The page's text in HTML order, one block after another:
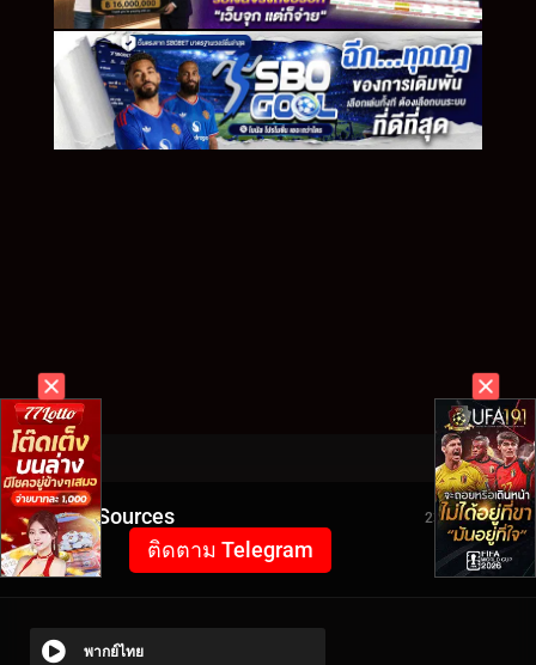
Video Sources 2306 Views
ติดตาม Telegram
พากย์ไทย